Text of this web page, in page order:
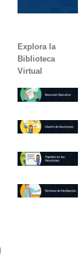
Explora la
Biblioteca
Virtual